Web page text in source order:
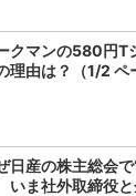
クマンの580円
理由は？（1/2 ペ
日産の株主総会
ま社外取締役と